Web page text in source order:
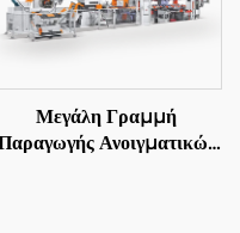
Μεγάλη Γραμμή
Ανοιγματικών